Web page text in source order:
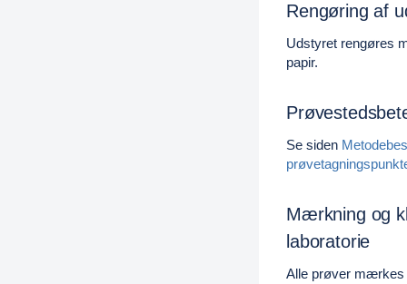
Rengøring af
Udstyret rengøres
papir.
Se siden
Mærkning og
laboratorie
Alle prøver mærkes